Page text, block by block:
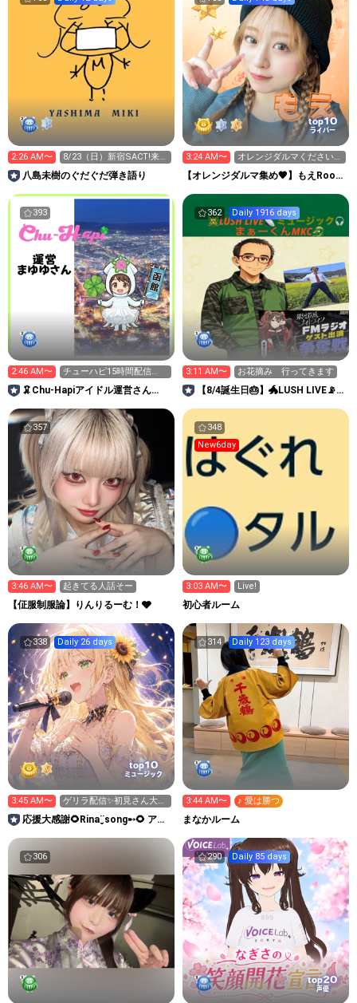
2:26 AM〜
8/23（日）新宿SACT!来て
ください！
八島未樹のぐだぐだ弾き語り
top10
ライバー
3:24 AM〜
オレンジダルマください🧡
🧡
【オレンジダルマ集め🧡】もえRoom
393
2:46 AM〜
チューハピ15時間配信
中！横アリいきたい！
🦑Chu-Hapiアイドル運営さん
362 Daily 1916 days
3:11 AM〜 お花摘み 行ってきます
【8/4誕生日🎂】🐲LUSH LIVE📡ま
357
3:46 AM〜 起きてる人話そー
【佂服制服論】りんりるーむ！🩶
348
New6day
3:03 AM〜 Live!
初心者ルーム
338 Daily 26 days
top10
ミュージック
3:45 AM〜
ゲリラ配信✨️初見さん大歓
迎です✨️
応援大感謝🌻Rina¨̮song➸🌻 アニ
314 Daily 123 days
3:44 AM〜 ♪ 愛は勝つ
まなかルーム
306 290 Daily 85 days
top20
声優